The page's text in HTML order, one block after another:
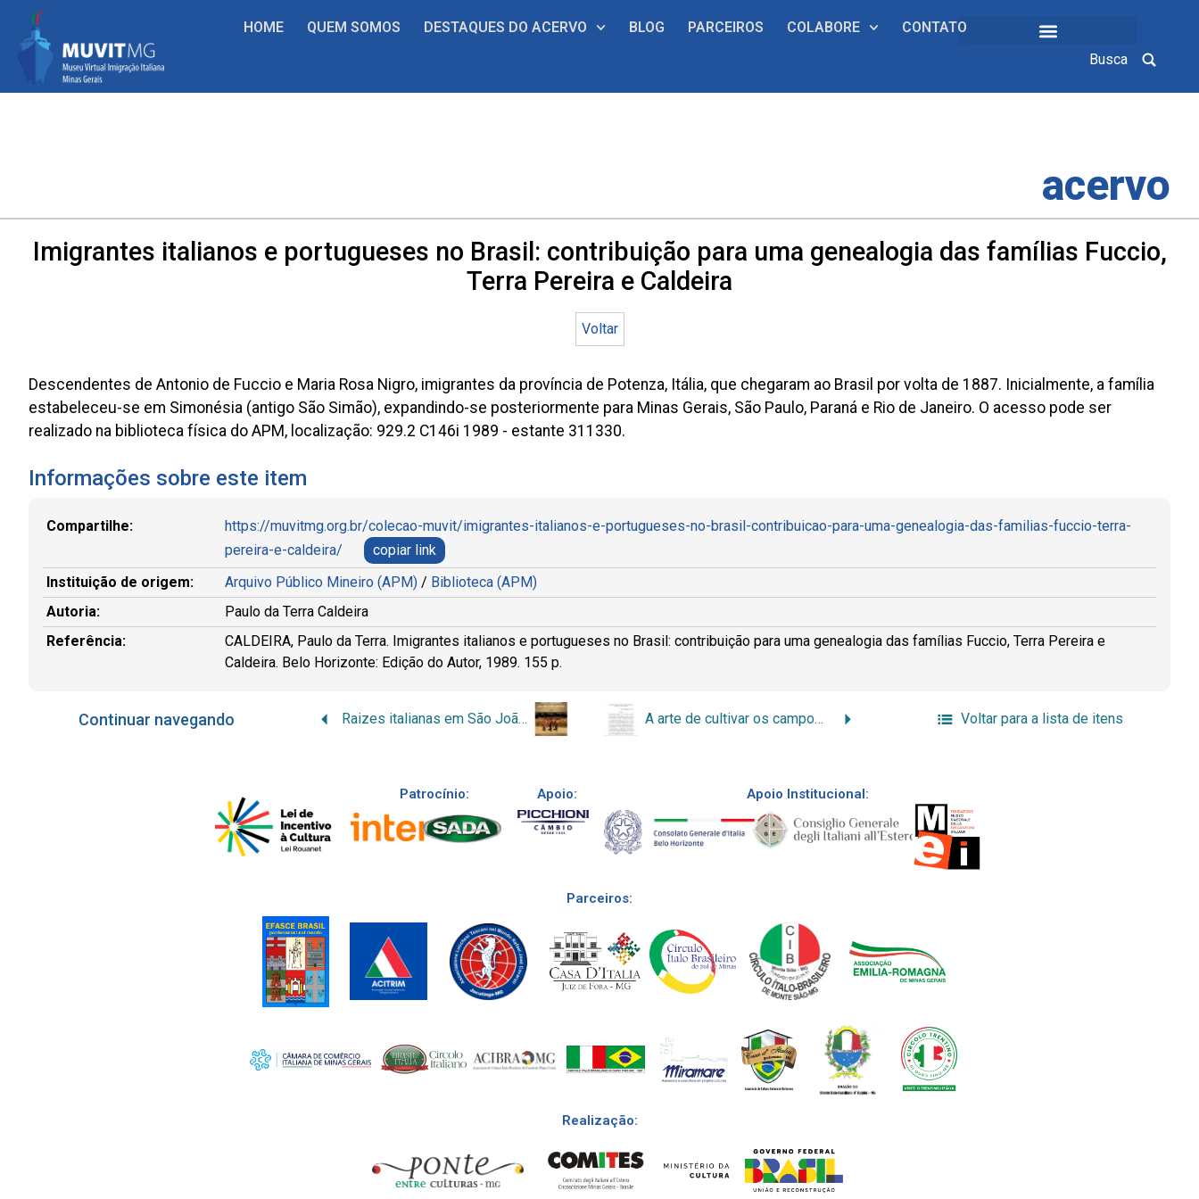
HOME QUEM SOMOS DESTAQUES DO ACERVO BLOG PARCEIROS COLABORE CONTATO
Busca
acervo
Imigrantes italianos e portugueses no Brasil: contribuição para uma genealogia das famílias Fuccio,
Terra Pereira e Caldeira
Voltar
Descendentes de Antonio de Fuccio e Maria Rosa Nigro, imigrantes da província de Potenza, Itália, que chegaram ao Brasil por volta de 1887. Inicialmente, a família
estabeleceu-se em Simonésia (antigo São Simão), expandindo-se posteriormente para Minas Gerais, São Paulo, Paraná e Rio de Janeiro. O acesso pode ser
realizado na biblioteca física do APM, localização: 929.2 C146i 1989 - estante 311330.
Informações sobre este item
Compartilhe:
https://muvitmg.org.br/colecao-muvit/imigrantes-italianos-e-portugueses-no-brasil-contribuicao-para-uma-genealogia-das-familias-fuccio-terra-
pereira-e-caldeira/
copiar link
Instituição de origem:
Arquivo Público Mineiro (APM) / Biblioteca (APM)
Autoria:
Paulo da Terra Caldeira
Referência:
CALDEIRA, Paulo da Terra. Imigrantes italianos e portugueses no Brasil: contribuição para uma genealogia das famílias Fuccio, Terra Pereira e
Caldeira. Belo Horizonte: Edição do Autor, 1989. 155 p.
Continuar navegando Raizes italianas em São João del-Rei A arte de cultivar os campos e a arte de tecer os fios no sul de Minas Gerais Voltar para a lista de itens
Patrocínio: Apoio: Apoio Institucional:
Parceiros:
Realização: